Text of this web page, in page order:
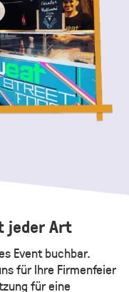
jeder Art
Event buchbar.
für Ihre Firmenfeier
für eine